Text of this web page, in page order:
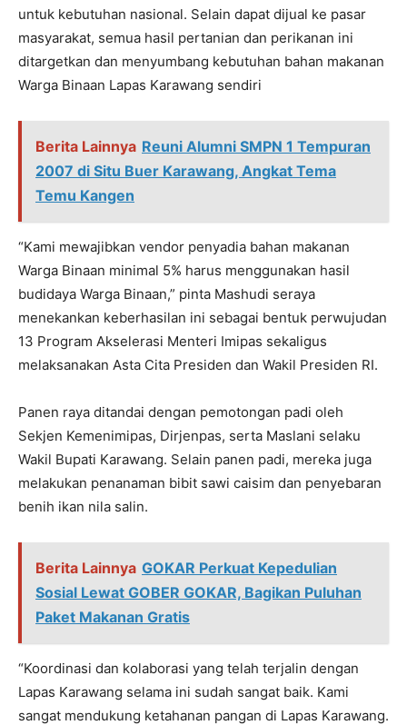
untuk kebutuhan nasional. Selain dapat dijual ke pasar
masyarakat, semua hasil pertanian dan perikanan ini
ditargetkan dan menyumbang kebutuhan bahan makanan
Warga Binaan Lapas Karawang sendiri
Berita Lainnya Reuni Alumni SMPN 1 Tempuran
2007 di Situ Buer Karawang, Angkat Tema
Temu Kangen
“Kami mewajibkan vendor penyadia bahan makanan
Warga Binaan minimal 5% harus menggunakan hasil
budidaya Warga Binaan,” pinta Mashudi seraya
menekankan keberhasilan ini sebagai bentuk perwujudan
13 Program Akselerasi Menteri Imipas sekaligus
melaksanakan Asta Cita Presiden dan Wakil Presiden RI.
Panen raya ditandai dengan pemotongan padi oleh
Sekjen Kemenimipas, Dirjenpas, serta Maslani selaku
Wakil Bupati Karawang. Selain panen padi, mereka juga
melakukan penanaman bibit sawi caisim dan penyebaran
benih ikan nila salin.
Berita Lainnya GOKAR Perkuat Kepedulian
Sosial Lewat GOBER GOKAR, Bagikan Puluhan
Paket Makanan Gratis
“Koordinasi dan kolaborasi yang telah terjalin dengan
Lapas Karawang selama ini sudah sangat baik. Kami
sangat mendukung ketahanan pangan di Lapas Karawang.